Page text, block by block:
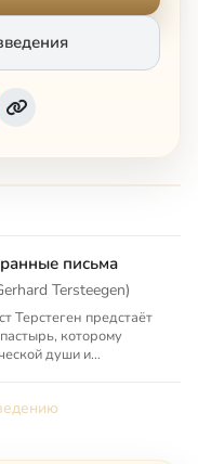
письма
Tersteegen)
Терстеген предстаёт
которому
души и